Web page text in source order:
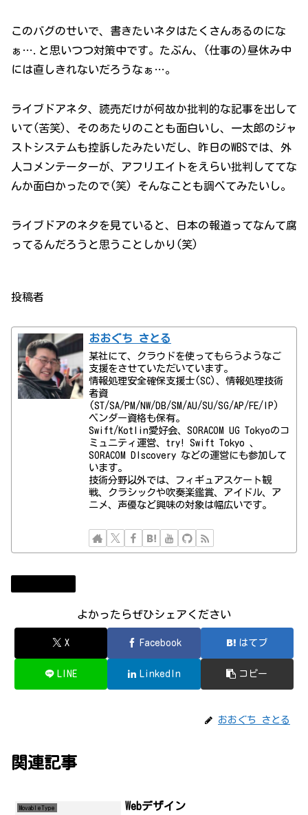
このバグのせいで、書きたいネタはたくさんあるのにな
ぁ….と思いつつ対策中です。たぶん、(仕事の)昼休み中
には直しきれないだろうなぁ…。
ライブドアネタ、読売だけが何故か批判的な記事を出して
いて(苦笑)、そのあたりのことも面白いし、一太郎のジャ
ストシステムも控訴したみたいだし、昨日のWBSでは、外
人コメンテーターが、アフリエイトをえらい批判しててな
んか面白かったので(笑) そんなことも調べてみたいし。
ライブドアのネタを見ていると、日本の報道ってなんて腐
ってるんだろうと思うことしかり(笑)
投稿者
おおぐち さとる
某社にて、クラウドを使ってもらうようなご
支援をさせていただいています。
情報処理安全確保支援士(SC)、情報処理技術
者資
(ST/SA/PM/NW/DB/SM/AU/SU/SG/AP/FE/IP)
ベンダー資格も保有。
Swift/Kotlin愛好会、SORACOM UG Tokyoのコ
ミュニティ運営、try! Swift Tokyo 、
SORACOM DIscovery などの運営にも参加して
います。
技術分野以外では、フィギュアスケート観
戦、クラシックや吹奏楽鑑賞、アイドル、ア
ニメ、声優など興味の対象は幅広いです。
よかったらぜひシェアください
X Facebook はてブ
LINE LinkedIn コピー
おおぐち さとる
関連記事
MovableType Webデザイン